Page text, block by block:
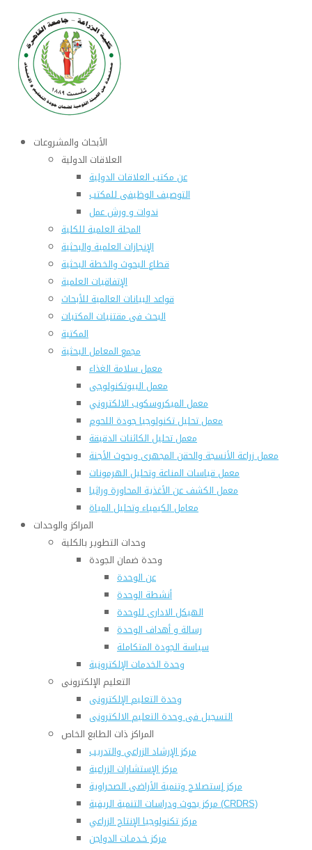
الأبحاث والمشروعات
العلاقات الدولية
عن مكتب العلاقات الدولية
التوصيف الوظيفى للمكتب
ندوات و ورش عمل
المجلة العلمية للكلية
الإنجازات العلمية والبحثية
قطاع البحوث والخطة البحثية
الإتفاقيات العلمية
قواعد البيانات العالمية للأبحاث
البحث فى مقتنيات المكتبات
المكتبة
مجمع المعامل البحثية
معمل سلامة الغذاء
معمل البيوتكنولوجى
معمل الميكروسكوب الالكتروني
معمل تحليل تكنولوجيا جودة اللحوم
معمل تحليل الكائنات الدقيقة
معمل زراعة الأنسجة والحقن المجهرى وبحوث الأجنة
معمل قياسات المناعة وتحليل الهرمونات
معمل الكشف عن الأغذية المحاورة وراثيا
معامل الكيمياء وتحليل المياة
المراكز والوحدات
وحدات التطوير بالكلية
وحدة ضمان الجودة
عن الوحدة
أنشطة الوحدة
الهيكل الادارى للوحدة
رسالة و أهداف الوحدة
سياسة الجودة المتكاملة
وحدة الخدمات الإلكترونية
التعليم الإلكترونى
وحدة التعليم الإلكترونى
التسجيل فى وحدة التعليم الالكترونى
المراكز ذات الطابع الخاص
مركز الإرشاد الزراعي والتدريب
مركز الإستشارات الزراعية
مركز إستصلاح وتنمية الأراضى الصحراوية
مركز بحوث ودراسات التنمية الريفية (CRDRS)
مركز تكنولوجيا الإنتاج الزراعي
مركز خـدمـات الدواجن